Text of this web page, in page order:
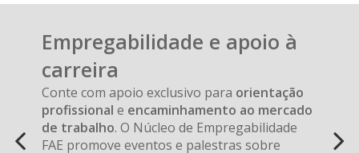
Carousel
content
with
slides.
carousel
rotating
of
Empregabilidade e apoio à
carreira
Conte com apoio exclusivo para orientação
profissionale encaminhamento ao mercado
de trabalho. O Núcleo de Empregabilidade
FAE promove eventos e palestras sobre